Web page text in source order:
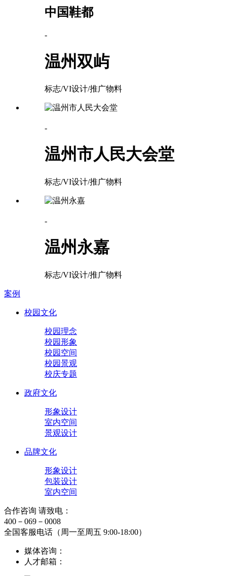
中国鞋都
-
温州双屿
标志/VI设计/推广物料
-
温州市人民大会堂
标志/VI设计/推广物料
-
温州永嘉
标志/VI设计/推广物料
案例
校园文化
校园理念
校园形象
校园空间
校园景观
校庆专题
政府文化
形象设计
室内空间
景观设计
品牌文化
形象设计
包装设计
室内空间
合作咨询 请致电：
400－069－0008
全国客服电话（周一至周五 9:00-18:00）
媒体咨询：
人才邮箱：